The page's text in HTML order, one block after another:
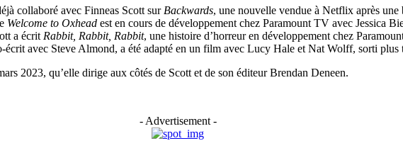
collaboré avec Finneas Scott sur Backwards, une nouvelle vendue à Netflix après
Welcome to Oxhead est en cours de développement chez Paramount TV avec Jessica
a écrit Rabbit, Rabbit, Rabbit, une histoire d’horreur en développement chez
écrit avec Steve Almond, a été adapté en un film avec Lucy Hale et Nat Wolff, sorti plus
2023, qu’elle dirige aux côtés de Scott et de son éditeur Brendan Deneen.
- Advertisement -